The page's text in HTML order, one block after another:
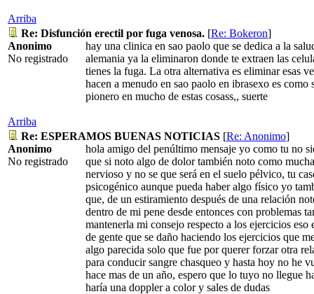
Arriba
Re: Disfunción erectil por fuga venosa. [Re: Bokeron]
Anonimo
No registrado
hay una clinica en sao paolo que se dedica a la
alemania ya la eliminaron donde te extraen las
tienes la fuga. La otra alternativa es eliminar esas
hacen a menudo en sao paolo en ibrasexo es
pionero en mucho de estas cosass,, suerte
Arriba
Re: ESPERAMOS BUENAS NOTICIAS [Re: Anonimo]
Anonimo
No registrado
hola amigo del penúltimo mensaje yo como tu no
que si noto algo de dolor también noto como
nervioso y no se que será en el suelo pélvico, tu
psicogénico aunque pueda haber algo físico yo
que, de un estiramiento después de una relación
dentro de mi pene desde entonces con problemas
mantenerla mi consejo respecto a los ejercicios
de gente que se daño haciendo los ejercicios que
algo parecida solo que fue por querer forzar otra
para conducir sangre chasqueo y hasta hoy no he
hace mas de un año, espero que lo tuyo no llegue
haría una doppler a color y sales de dudas